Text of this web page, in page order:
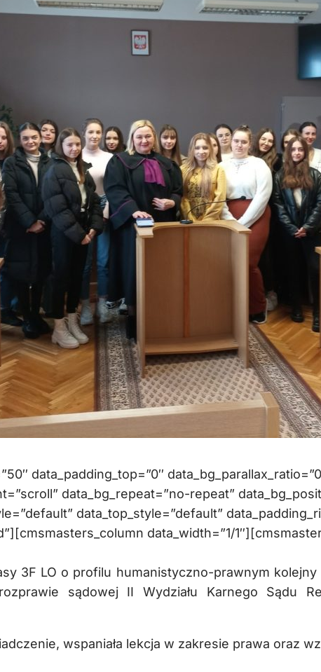
data_padding_top=”0″
data_bg_repeat=”no-repeat”
data_top_style=”default”
data_width=”1/
3F LO o profilu humanistyczno-prawnym kolejny
sądowej II Wydziału Karnego Sądu
wspaniała lekcja w zakresie prawa oraz